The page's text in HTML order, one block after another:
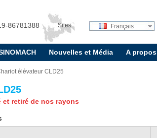
86781388 Sites
internationaux:
Français
Nouvelles et Média A propos
élévateur CLD25
et retiré de nos rayons